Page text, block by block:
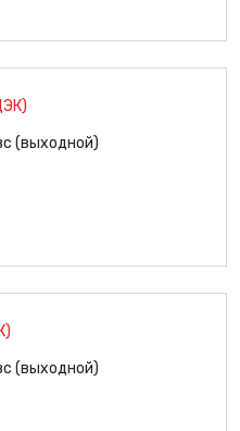
(выходной)
(выходной)